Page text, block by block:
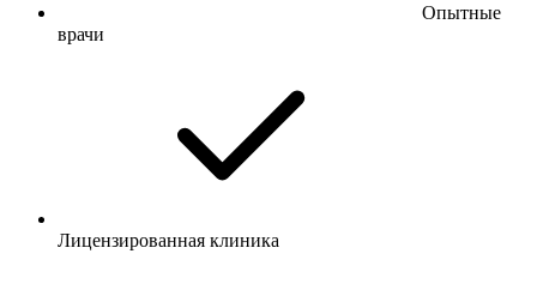
Опытные
врачи
Лицензированная клиника